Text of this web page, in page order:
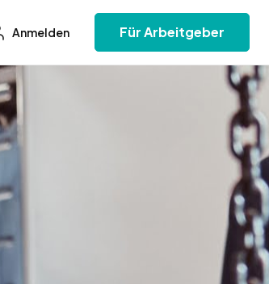
Anmelden Für Arbeitgeber